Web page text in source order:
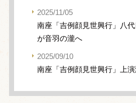
2025/11/05
南座「吉例顔見世興行」八
が音羽の瀧へ
2025/09/10
南座「吉例顔見世興行」上